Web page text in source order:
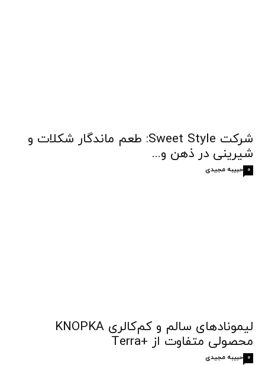
شرکت Sweet Style: طعم ماندگار شکلات و
شیرینی در ذهن و...
حبیبه مجیدی 0
لیمونادهای سالم و کم‌کالری KNOPKA
محصولی متفاوت از +Terra
حبیبه مجیدی 0